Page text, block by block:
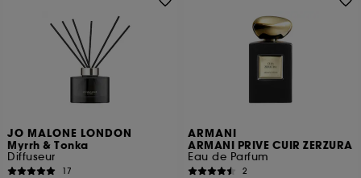
JO MALONE LONDON
Myrrh & Tonka
Diffuseur
17
ARMANI
ARMANI PRIVE CUIR ZERZURA
Eau de Parfum
2